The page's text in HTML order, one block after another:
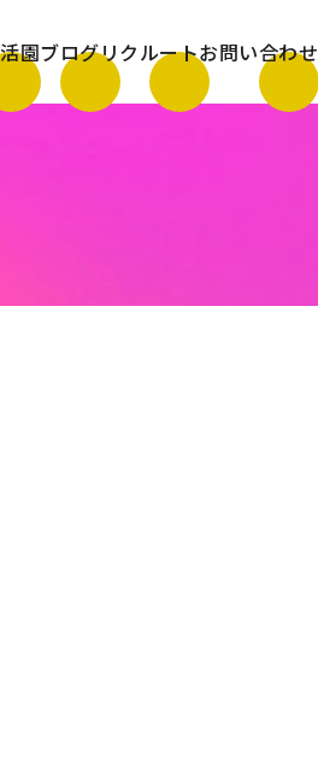
園ブログリクルートお問い合わせ